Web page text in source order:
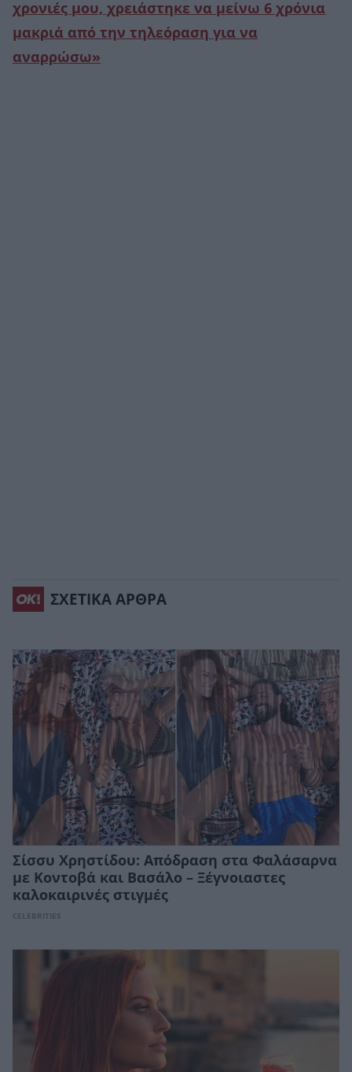
χρονιές μου, χρειάστηκε να μείνω 6 χρόνια
μακριά από την τηλεόραση για να
αναρρώσω»
ΣΧΕΤΙΚΑ ΑΡΘΡΑ
Σίσσυ Χρηστίδου: Απόδραση στα Φαλάσαρνα
με Κοντοβά και Βασάλο – Ξέγνοιαστες
καλοκαιρινές στιγμές
CELEBRITIES